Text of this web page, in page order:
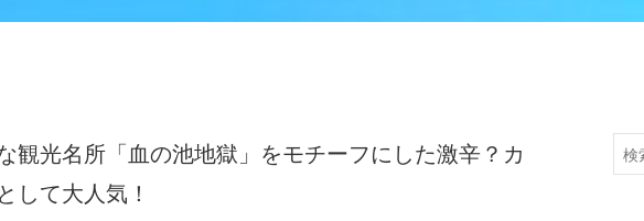
観光名所「血の池地獄」をモチーフにした激辛？カ
して大人気！